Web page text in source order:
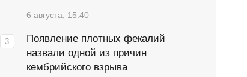
6 августа, 15:40
Появление плотных фекалий
назвали одной из причин
кембрийского взрыва